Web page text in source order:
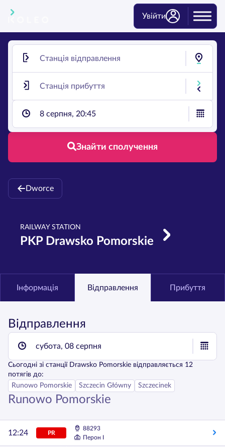
Увійти
8 серпня, 20:45
Знайти сполучення
Dworce
RAILWAY STATION
PKP Drawsko Pomorskie
Інформація Відправлення Прибуття
Відправлення
субота, 08 серпня
Сьогодні зі станції Drawsko Pomorskie відправляється 12
потягів до:
Runowo Pomorskie
Szczecin Główny Szczecinek
Runowo Pomorskie
12:24 PR
88293
Перон I